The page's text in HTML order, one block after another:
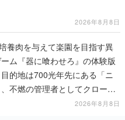
2026年8月8日
養肉を与えて楽園を目指す異
ム『器に喰わせろ』の体験版
的地は700光年先にある「ニ
不燃の管理者としてクローン
、加工して神に捧げる2026年8月8日